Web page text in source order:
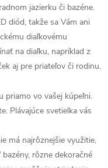
jazierku či bazéne.
diód, takže sa Vám ani
diaľkovému
na diaľku, napríklad z
aj pre priateľov či rodinu.
vo vašej kúpeľni.
Plávajúce svetielka vás
má najrôznejšie využitie,
rôzne dekoračné